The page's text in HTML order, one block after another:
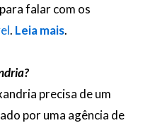
falar com os
. Leia mais.
precisa de um
por uma agência de